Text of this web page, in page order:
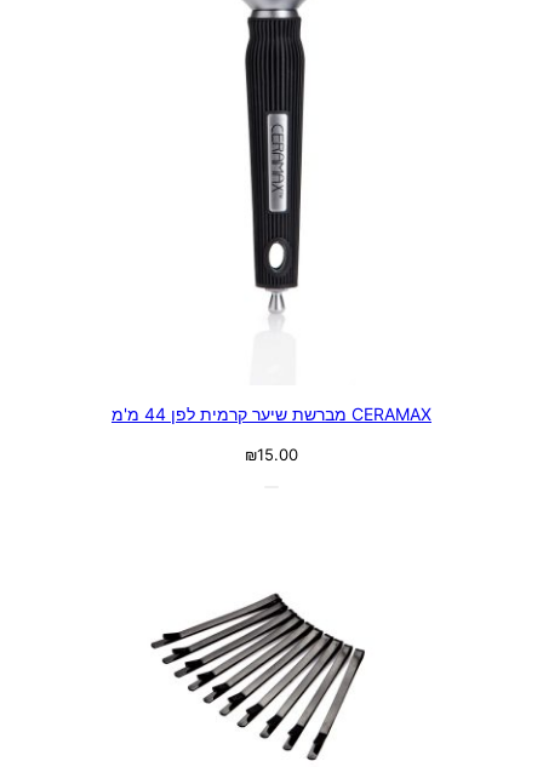
CERAMAX מברשת שיער קרמית לפן 44 מ'מ
₪15.00